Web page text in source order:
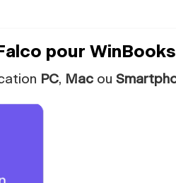
pour
PC, Mac ou